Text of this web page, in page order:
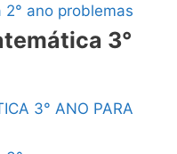
ano problemas
3°
3° ANO PARA